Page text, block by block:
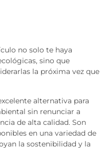
no solo te haya
sino que
la próxima vez que
alternativa para
sin renunciar a
de alta calidad. Son
en una variedad de
la sostenibilidad y la